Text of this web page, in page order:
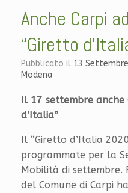
Anche Carpi
“Giretto
Pubblicato il 13
Modena
Il 17 settembre anche
d’Italia”
Il “Giretto d’Italia
programmate per la
Mobilità di settembre.
del Comune di Carpi